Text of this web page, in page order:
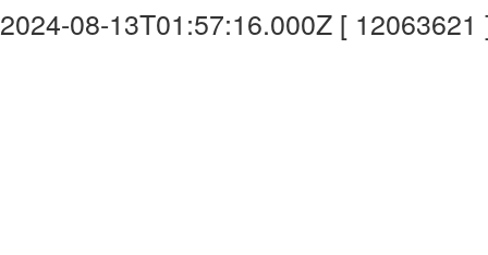
2024-08-13T01:57:16.000Z [ 12063621